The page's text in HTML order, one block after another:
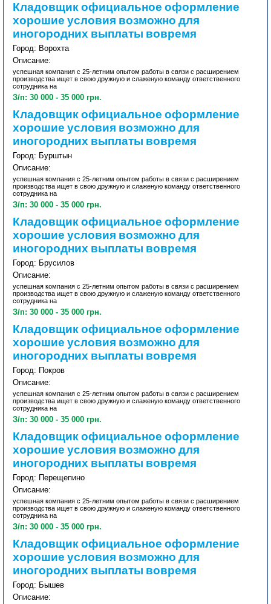
Кладовщик официальное оформление
хорошие условия возможно для
иногородних выплаты вовремя
Город: Ворохта
Описание:
успешная компания с 25-летним опытом работы в связи с расширением
производства ищет в свою дружную и слаженую команду ответственного
сотрудника на
З/п: 30 000 - 35 000 грн.
Кладовщик официальное оформление
хорошие условия возможно для
иногородних выплаты вовремя
Город: Бурштын
Описание:
успешная компания с 25-летним опытом работы в связи с расширением
производства ищет в свою дружную и слаженую команду ответственного
сотрудника на
З/п: 30 000 - 35 000 грн.
Кладовщик официальное оформление
хорошие условия возможно для
иногородних выплаты вовремя
Город: Брусилов
Описание:
успешная компания с 25-летним опытом работы в связи с расширением
производства ищет в свою дружную и слаженую команду ответственного
сотрудника на
З/п: 30 000 - 35 000 грн.
Кладовщик официальное оформление
хорошие условия возможно для
иногородних выплаты вовремя
Город: Покров
Описание:
успешная компания с 25-летним опытом работы в связи с расширением
производства ищет в свою дружную и слаженую команду ответственного
сотрудника на
З/п: 30 000 - 35 000 грн.
Кладовщик официальное оформление
хорошие условия возможно для
иногородних выплаты вовремя
Город: Перещепино
Описание:
успешная компания с 25-летним опытом работы в связи с расширением
производства ищет в свою дружную и слаженую команду ответственного
сотрудника на
З/п: 30 000 - 35 000 грн.
Кладовщик официальное оформление
хорошие условия возможно для
иногородних выплаты вовремя
Город: Бышев
Описание: